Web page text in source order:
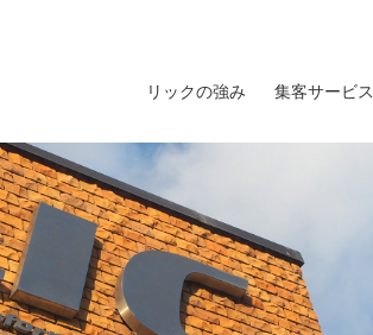
リックの強み 集客サービス